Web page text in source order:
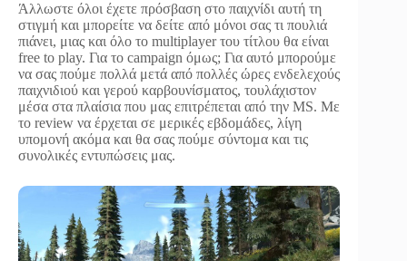
Άλλωστε όλοι έχετε πρόσβαση στο παιχνίδι αυτή τη
στιγμή και μπορείτε να δείτε από μόνοι σας τι πουλιά
πιάνει, μιας και όλο το multiplayer του τίτλου θα είναι
free to play. Για το campaign όμως; Για αυτό μπορούμε
να σας πούμε πολλά μετά από πολλές ώρες ενδελεχούς
παιχνιδιού και γερού καρβουνίσματος, τουλάχιστον
μέσα στα πλαίσια που μας επιτρέπεται από την MS. Με
το review να έρχεται σε μερικές εβδομάδες, λίγη
υπομονή ακόμα και θα σας πούμε σύντομα και τις
συνολικές εντυπώσεις μας.